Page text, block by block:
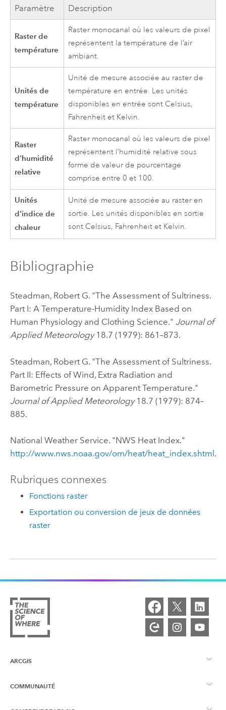
Paramètre Description
Raster de
température
Raster monocanal où les valeurs de pixel
représentent la température de l’air
ambiant.
Unités de
température
Unité de mesure associée au raster de
température en entrée. Les unités
disponibles en entrée sont Celsius,
Fahrenheit et Kelvin.
Raster
d'humidité
relative
Raster monocanal où les valeurs de pixel
représentent l’humidité relative sous
forme de valeur de pourcentage
comprise entre 0 et 100.
Unités
d'indice de
chaleur
Unité de mesure associée au raster en
sortie. Les unités disponibles en sortie
sont Celsius, Fahrenheit et Kelvin.
Bibliographie
Steadman, Robert G. "The Assessment of Sultriness.
Part I: A Temperature-Humidity Index Based on
Human Physiology and Clothing Science." Journal of
Applied Meteorology18.7 (1979): 861–873.
Steadman, Robert G. "The Assessment of Sultriness.
Part II: Effects of Wind, Extra Radiation and
Barometric Pressure on Apparent Temperature."
Journal of Applied Meteorology18.7 (1979): 874–
885.
National Weather Service. "NWS Heat Index."
http://www.nws.noaa.gov/om/heat/heat_index.shtml.
Rubriques connexes
Fonctions raster
Exportation ou conversion de jeux de données
raster
ARCGIS
Vue d’ensemble d’ArcGIS
COMMUNAUTÉ